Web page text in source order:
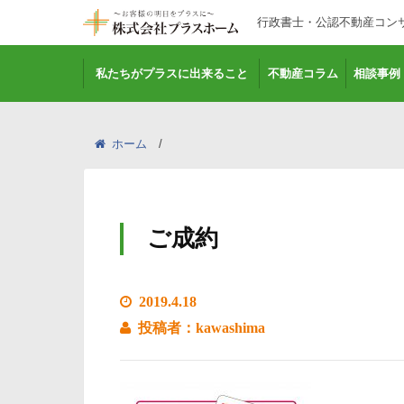
行政書士・公認不動産コン
私たちがプラスに出来ること 不動産コラム 相談事例
ホーム
ご成約
2019.4.18
投稿者：kawashima